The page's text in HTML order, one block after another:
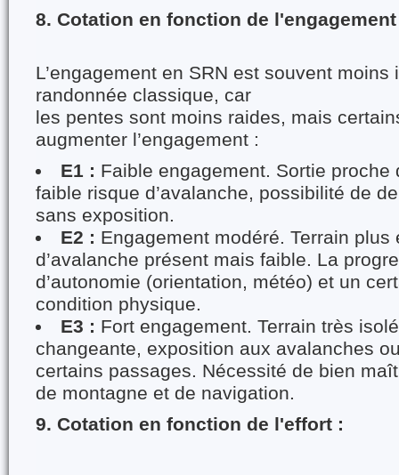
8. Cotation en fonction de
L’engagement en SRN est souvent moins
randonnée classique, car
les pentes sont moins raides, mais
augmenter l’engagement :
E1 : Faible engagement. Sortie
faible risque d’avalanche, possibilité de
sans exposition.
E2 : Engagement modéré. Terrain plus
d’avalanche présent mais faible. La
d’autonomie (orientation, météo) et un
condition physique.
E3 : Fort engagement. Terrain très
changeante, exposition aux avalanches
certains passages. Nécessité de bien
de montagne et de navigation.
9. Cotation en fonction de l'effort :